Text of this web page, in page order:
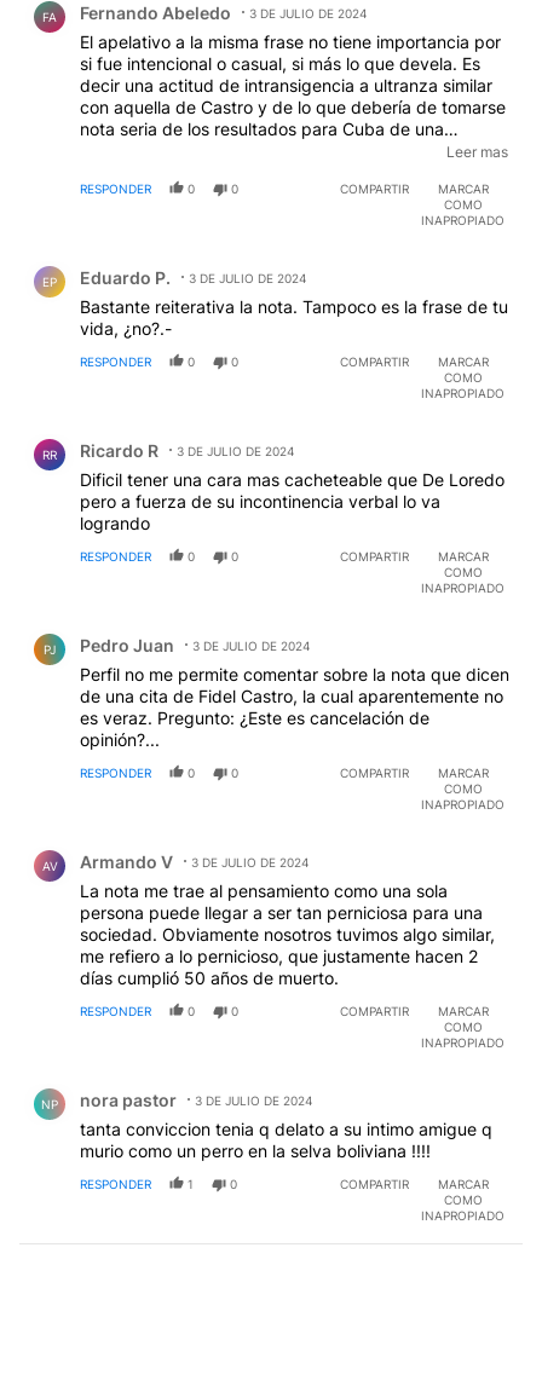
FA Fernando Abeledo 3 DE JULIO DE 2024
El apelativo a la misma frase no tiene importancia por
si fue intencional o casual, si más lo que devela. Es
decir una actitud de intransigencia a ultranza similar
con aquella de Castro y de lo que debería de tomarse
nota seria de los resultados para Cuba de una
intransigencia dogmática, hablando tan solo de
tienen fudas, ni reelaboran sus planes
Leer mas
RESPONDER 0 0 COMPARTIR
MARCAR
COMO
INAPROPIADO
EP Eduardo P. 3 DE JULIO DE 2024
Bastante reiterativa la nota. Tampoco es la frase de tu
vida, ¿no?.-
RESPONDER 0 0 COMPARTIR
MARCAR
COMO
INAPROPIADO
RR Ricardo R 3 DE JULIO DE 2024
Dificil tener una cara mas cacheteable que De Loredo
pero a fuerza de su incontinencia verbal lo va
logrando
RESPONDER 0 0 COMPARTIR
MARCAR
COMO
INAPROPIADO
PJ Pedro Juan 3 DE JULIO DE 2024
Perfil no me permite comentar sobre la nota que dicen
de una cita de Fidel Castro, la cual aparentemente no
es veraz. Pregunto: ¿Este es cancelación de
opinión?...
RESPONDER 0 0 COMPARTIR
MARCAR
COMO
INAPROPIADO
AV Armando V 3 DE JULIO DE 2024
La nota me trae al pensamiento como una sola
persona puede llegar a ser tan perniciosa para una
sociedad. Obviamente nosotros tuvimos algo similar,
me refiero a lo pernicioso, que justamente hacen 2
días cumplió 50 años de muerto.
RESPONDER 0 0 COMPARTIR
MARCAR
COMO
INAPROPIADO
NP nora pastor 3 DE JULIO DE 2024
tanta conviccion tenia q delato a su intimo amigue q
murio como un perro en la selva boliviana !!!!
RESPONDER 1 0 COMPARTIR
MARCAR
COMO
INAPROPIADO